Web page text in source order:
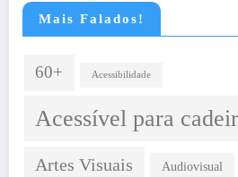
Mais Falados!
60+ Acessibilidade
Acessível para
Artes Visuais Audiovisual